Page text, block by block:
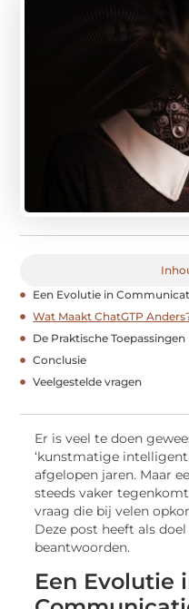
Een Evolutie in
Wat Maakt ChatGTP
De Praktische Toepassingen
Conclusie
Veelgestelde vragen
Er is veel te doen
‘kunstmatige
afgelopen jaren. Maar
steeds vaker tegenkomt
vraag die bij velen
Deze post heeft als
beantwoorden.
Een Evolutie